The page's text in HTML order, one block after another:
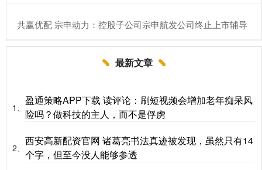
​共赢优配 宗申动力：控股子公司宗申航发公司终止上市辅导
最新文章
1、
盈通策略APP下载 读评论：刷短视频会增加老年痴呆风
险吗？做科技的主人，而不是俘虏
2、
西安高新配资官网 诸葛亮书法真迹被发现，虽然只有14
个字，但至今没人能够参透